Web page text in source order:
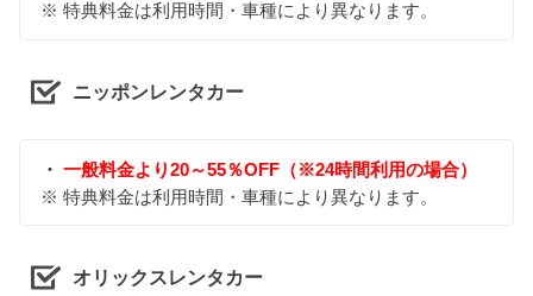
※ 特典料金は利用時間・車種により異なります。
ニッポンレンタカー
・一般料金より20～55％OFF（※24時間利用の場合）
※ 特典料金は利用時間・車種により異なります。
オリックスレンタカー